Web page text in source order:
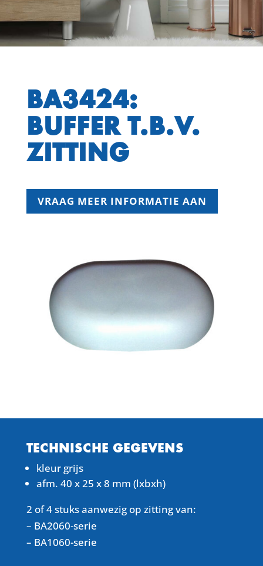
BA3424:
BUFFER T.B.V.
ZITTING
VRAAG MEER INFORMATIE AAN
TECHNISCHE GEGEVENS
kleur grijs
afm. 40 x 25 x 8 mm (lxbxh)
2 of 4 stuks aanwezig op zitting van:
– BA2060-serie
– BA1060-serie